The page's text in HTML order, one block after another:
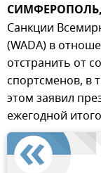
СИМФЕРОПОЛЬ,
Санкции
(WADA) в
отстранить от
спортсменов, в
этом заявил
ежегодной